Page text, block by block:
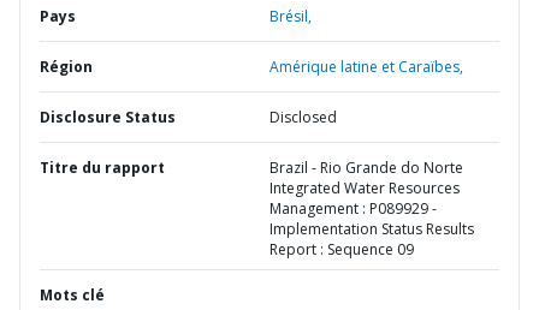
Pays Brésil,
Région Amérique latine et Caraïbes,
Disclosure Status Disclosed
Titre du rapport
Brazil - Rio Grande do Norte
Integrated Water Resources
Management : P089929 -
Implementation Status Results
Report : Sequence 09
Mots clé